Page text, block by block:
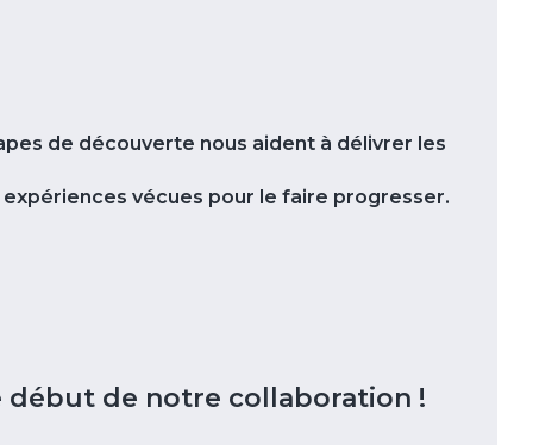
de découverte nous aident à délivrer les
vécues pour le faire progresser.
de notre collaboration !